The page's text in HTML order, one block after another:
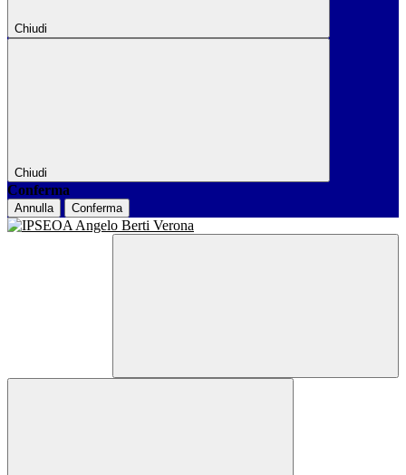
Chiudi
Chiudi
Conferma
Annulla Conferma